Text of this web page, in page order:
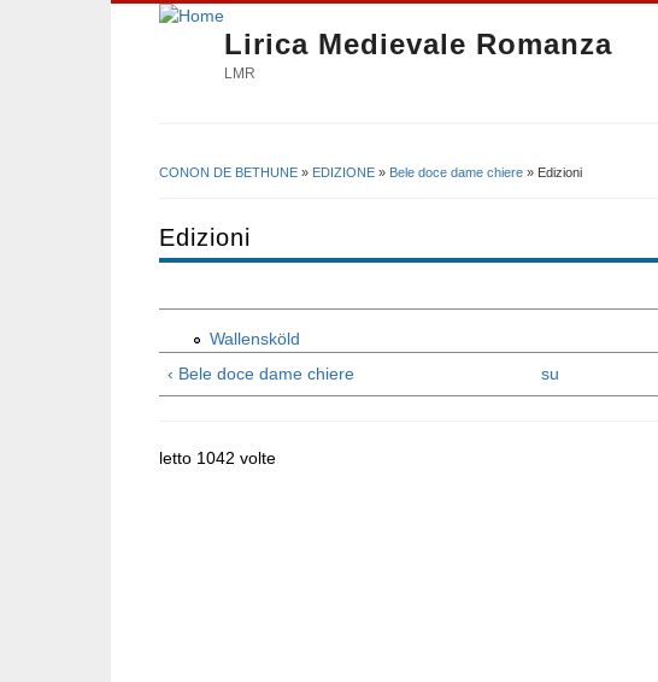
Lirica Medievale Romanza
LMR
CONON DE BETHUNE » EDIZIONE » Bele doce dame chiere » Edizioni
Edizioni
Wallensköld
‹ Bele doce dame chiere
su
letto 1042 volte